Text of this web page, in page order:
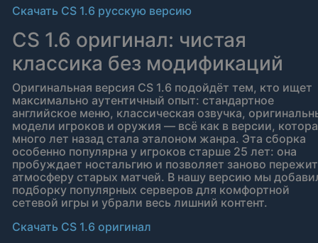
Скачать CS 1.6 русскую версию
CS 1.6 оригинал: чистая
классика без модификаций
Оригинальная версия CS 1.6 подойдёт тем, кто ищет
максимально аутентичный опыт: стандартное
английское меню, классическая озвучка,
модели игроков и оружия — всё как в версии,
много лет назад стала эталоном жанра. Эта сборка
особенно популярна у игроков старше 25 лет: она
пробуждает ностальгию и позволяет заново
атмосферу старых матчей. В нашу версию мы
подборку популярных серверов для комфортной
сетевой игры и убрали весь лишний контент.
Скачать CS 1.6 оригинал